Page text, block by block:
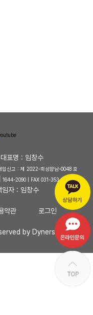
표명 : 임창수
업신고 : 제 2022-화성향남-0048 호
1644-2090 | FAX 031-353-4727
임자 : 임창수
약관 로그인
by Dynersum